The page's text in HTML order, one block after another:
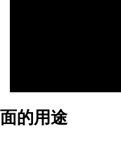
的用途